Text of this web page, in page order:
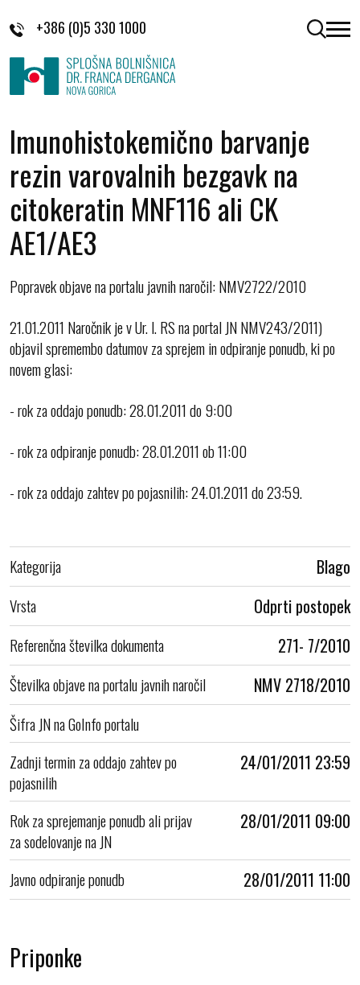
+386 (0)5 330 1000 odpri
Imunohistokemično barvanje
rezin varovalnih bezgavk na
citokeratin MNF116 ali CK
AE1/AE3
Popravek objave na portalu javnih naročil: NMV2722/2010
21.01.2011 Naročnik je v Ur. l. RS na portal JN NMV243/2011)
objavil spremembo datumov za sprejem in odpiranje ponudb, ki po
novem glasi:
- rok za oddajo ponudb: 28.01.2011 do 9:00
- rok za odpiranje ponudb: 28.01.2011 ob 11:00
- rok za oddajo zahtev po pojasnilih: 24.01.2011 do 23:59.
Kategorija Blago
Vrsta Odprti postopek
Referenčna številka dokumenta 271- 7/2010
Številka objave na portalu javnih naročil NMV 2718/2010
Šifra JN na GoInfo portalu
Zadnji termin za oddajo zahtev po
pojasnilih
24/01/2011 23:59
Rok za sprejemanje ponudb ali prijav
za sodelovanje na JN
28/01/2011 09:00
Javno odpiranje ponudb 28/01/2011 11:00
Priponke